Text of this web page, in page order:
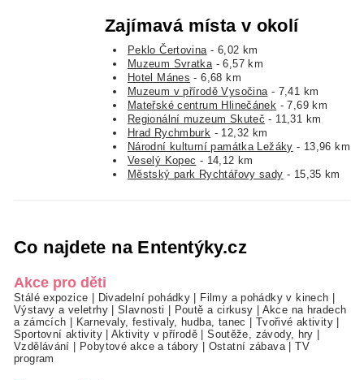
Zajímavá místa v okolí
Peklo Čertovina- 6,02 km
Muzeum Svratka- 6,57 km
Hotel Mánes - 6,68 km
Muzeum v přírodě Vysočina- 7,41 km
Mateřské centrum Hlinečánek - 7,69 km
Regionální muzeum Skuteč - 11,31 km
Hrad Rychmburk - 12,32 km
Národní kulturní památka Ležáky - 13,96 km
Veselý Kopec - 14,12 km
Městský park Rychtářovy sady - 15,35 km
Co najdete na Ententýky.cz
Akce pro děti
Stálé expozice Divadelní pohádky Filmy a pohádky v kinech
Výstavy a veletrhy|Slavnosti Poutě a cirkusy
Akce na hradech
a zámcích
Karnevaly, festivaly, hudba, tanec Tvořivé aktivity
Sportovní aktivity|Aktivity v přírodě |Soutěže, závody, hry
Vzdělávání
Pobytové akce a tábory Ostatní zábava|TV
program